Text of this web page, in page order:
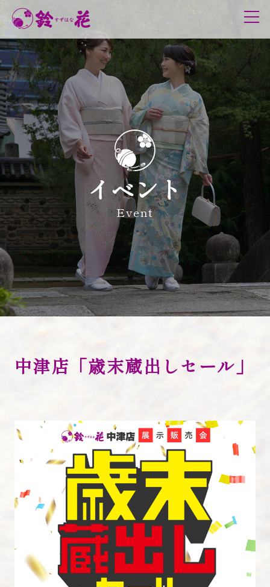
鈴花について
理念
代表メッセージ
歴史
和服の日
グループ
サービス概要
取り扱い商品
お手入れ情報
きものレンタル
DXへの取組み
イベント
お知らせ
よくあるご質問
店舗検索
イベント
Event
中津店「歳末蔵出しセール」